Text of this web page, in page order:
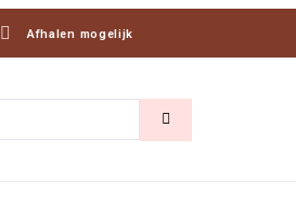
Afhalen mogelijk